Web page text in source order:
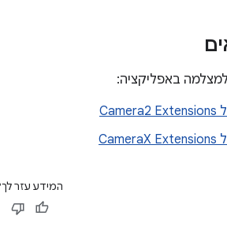
באפליקציה:
המידע עזר